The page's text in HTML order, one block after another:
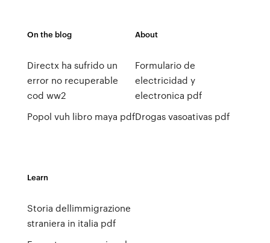
On the blog
Directx ha sufrido un
error no recuperable
cod ww2
Popol vuh libro maya pdf
About
Formulario de
electricidad y
electronica pdf
Drogas vasoativas pdf
Learn
Storia dellimmigrazione
straniera in italia pdf